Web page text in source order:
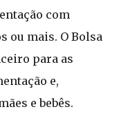
com
ou mais. O Bolsa
para as
e,
e bebês.